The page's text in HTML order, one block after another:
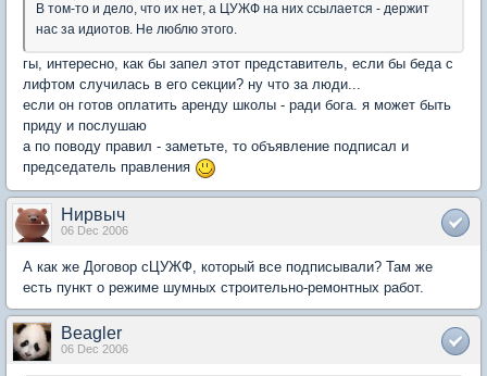
В том-то и дело, что их нет, а ЦУЖФ на них ссылается - держит
нас за идиотов. Не люблю этого.
гы, интересно, как бы запел этот представитель, если бы беда с
лифтом случилась в его секции? ну что за люди...
если он готов оплатить аренду школы - ради бога. я может быть
приду и послушаю
а по поводу правил - заметьте, то объявление подписал и
председатель правления
Нирвыч
06 Dec 2006
А как же Договор сЦУЖФ, который все подписывали? Там же
есть пункт о режиме шумных строительно-ремонтных работ.
Beagler
06 Dec 2006